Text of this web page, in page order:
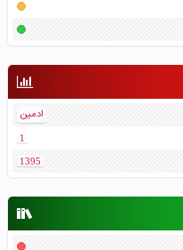
ادمین
1
1395